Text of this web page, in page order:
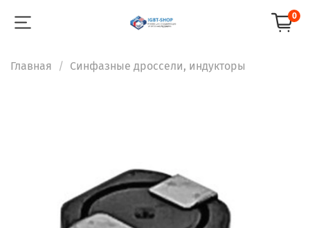
0
Главная Синфазные дроссели, индукторы